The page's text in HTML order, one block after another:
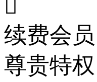

续费会
尊贵特权